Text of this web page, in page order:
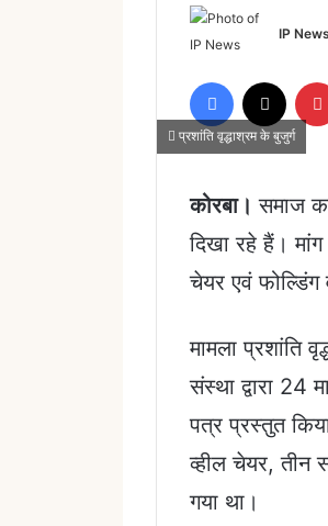
IP News
Facebook
प्रशांति वृद्धाश्रम के बुजुर्ग
कोरबा। समाज
दिखा रहे हैं।
चेयर एवं फोल्डिंग
मामला प्रशांति
संस्था द्वारा
पत्र प्रस्तुत
व्हील चेयर, तीन
गया था।